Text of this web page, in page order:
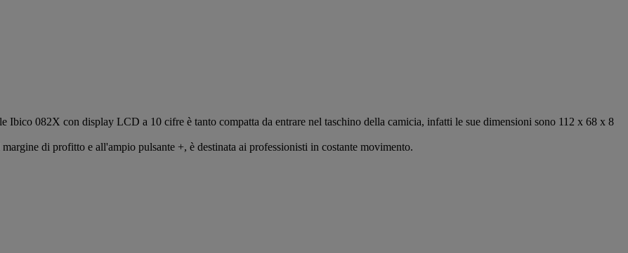
Ibico 082X con display LCD a 10 cifre è tanto compatta da entrare nel taschino della camicia, infatti le sue dimensioni sono 112 x 68 x 8
di profitto e all'ampio pulsante +, è destinata ai professionisti in costante movimento.